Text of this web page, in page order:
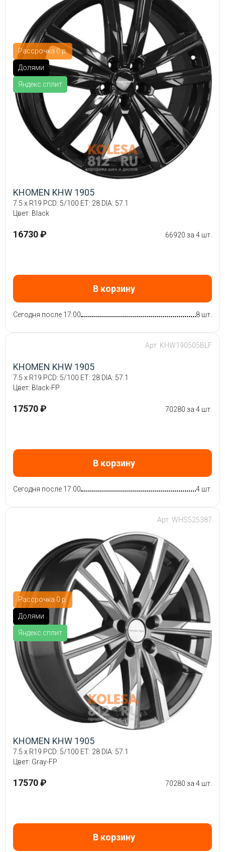
Рассрочка 0 р.
Долями
Яндекс.сплит
KHOMEN KHW 1905
7.5 x R19 PCD: 5/100 ET: 28 DIA: 57.1
Цвет: Black
16730 ₽ 66920 за 4 шт.
В корзину
Сегодня после 17:00 8 шт.
Арт: KHW190505BLF
KHOMEN KHW 1905
7.5 x R19 PCD: 5/100 ET: 28 DIA: 57.1
Цвет: Black-FP
17570 ₽ 70280 за 4 шт.
В корзину
Сегодня после 17:00 4 шт.
Рассрочка 0 р.
Долями
Яндекс.сплит
Арт: WHS525387
KHOMEN KHW 1905
7.5 x R19 PCD: 5/100 ET: 28 DIA: 57.1
Цвет: Gray-FP
17570 ₽ 70280 за 4 шт.
В корзину